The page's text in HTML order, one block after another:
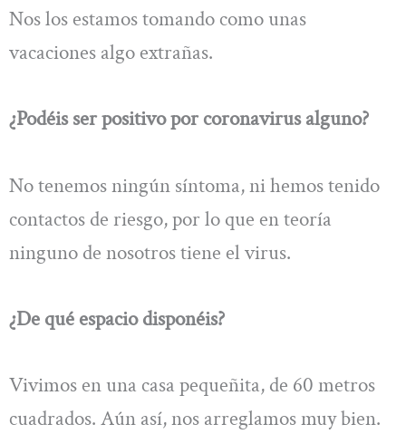
Nos los estamos tomando como unas
vacaciones algo extrañas.
¿Podéis ser positivo por coronavirus alguno?
No tenemos ningún síntoma, ni hemos tenido
contactos de riesgo, por lo que en teoría
ninguno de nosotros tiene el virus.
¿De qué espacio disponéis?
Vivimos en una casa pequeñita, de 60 metros
cuadrados. Aún así, nos arreglamos muy bien.